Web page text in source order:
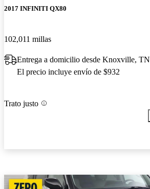
2017 INFINITI QX80
102,011 millas
Entrega a domicilio desde Knoxville, TN
El precio incluye envío de $932
Trato justo